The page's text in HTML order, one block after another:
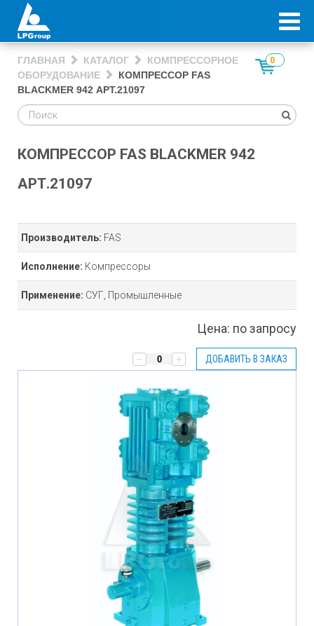
ГЛАВНАЯ КАТАЛОГ
КОМПРЕССОРНОЕ
ОБОРУДОВАНИЕ
КОМПРЕССОР FAS
BLACKMER 942 АРТ.21097
0
КОМПРЕССОР FAS BLACKMER 942
АРТ.21097
Производитель: FAS
Исполнение: Компрессоры
Применение: СУГ, Промышленные
Цена: по запросу
ДОБАВИТЬ В ЗАКАЗ